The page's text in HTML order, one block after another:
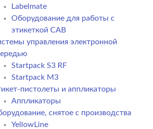
Labelmate
Оборудование для работы с
этикеткой CAB
управления электронной
Startpack S3 RF
Startpack M3
пистолеты и аппликаторы
Аппликаторы
снятое с производства
YellowLine